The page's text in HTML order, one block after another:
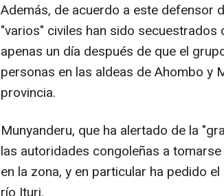
Además, de acuerdo a este defensor
"varios" civiles han sido
apenas un día después de que el
personas en las aldeas de Ahombo y
provincia.
Munyanderu, que ha alertado de la
las autoridades congoleñas a
en la zona, y en particular ha pedido